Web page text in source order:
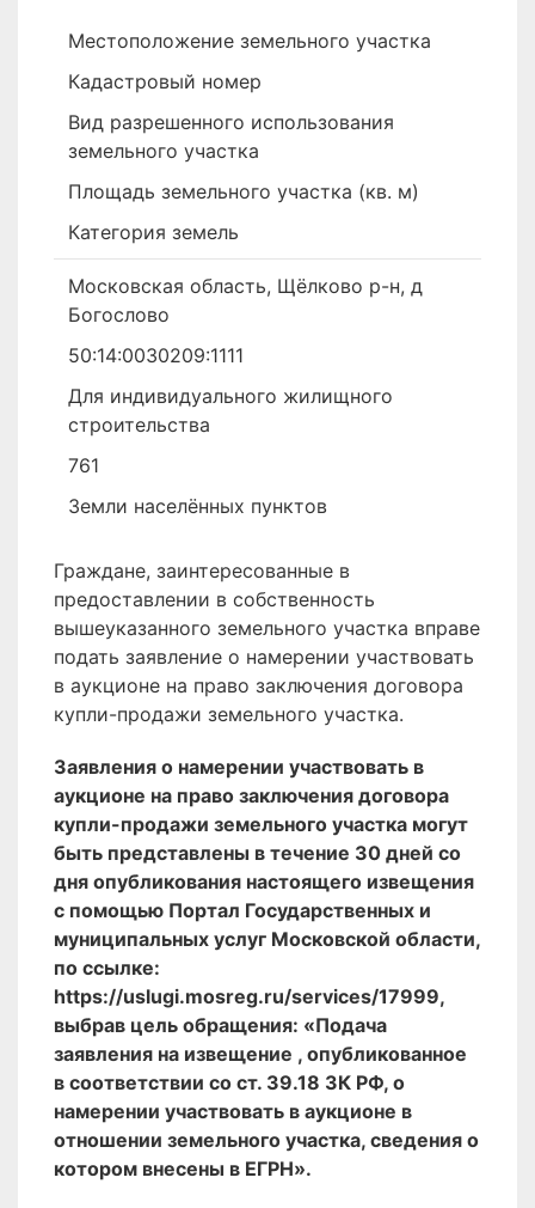
Местоположение земельного участка
Кадастровый номер
Вид разрешенного использования
земельного участка
Площадь земельного участка (кв. м)
Категория земель
Московская область, Щёлково р-н, д
Богослово
50:14:0030209:1111
Для индивидуального жилищного
строительства
761
Земли населённых пунктов
Граждане, заинтересованные в
предоставлении в собственность
вышеуказанного земельного участка вправе
подать заявление о намерении участвовать
в аукционе на право заключения договора
купли-продажи земельного участка.
Заявления о намерении участвовать в
аукционе на право заключения договора
купли-продажи земельного участка могут
быть представлены в течение 30 дней со
дня опубликования настоящего извещения
с помощью Портал Государственных и
муниципальных услуг Московской области,
по ссылке:
https://uslugi.mosreg.ru/services/17999,
выбрав цель обращения: «Подача
заявления на извещение , опубликованное
в соответствии со ст. 39.18 ЗК РФ, о
намерении участвовать в аукционе в
отношении земельного участка, сведения о
котором внесены в ЕГРН».